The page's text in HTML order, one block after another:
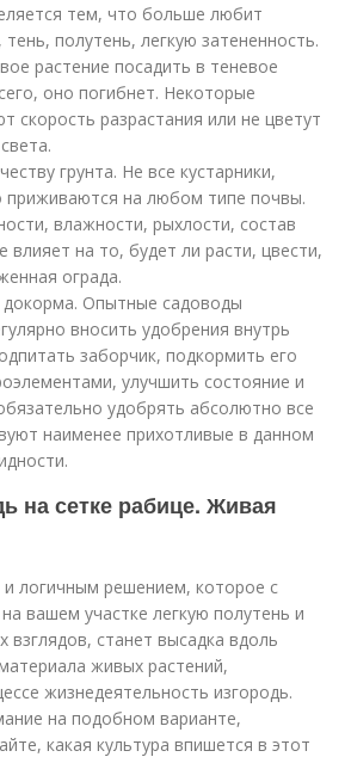
тем, что больше любит
тень, полутень, легкую затененность.
растение посадить в теневое
оно погибнет. Некоторые
скорость разрастания или не цветут
грунта. Не все кустарники,
приживаются на любом типе почвы.
влажности, рыхлости, состав
влияет на то, будет ли расти, цвести,
ограда.
Опытные садоводы
вносить удобрения внутрь
заборчик, подкормить его
улучшить состояние и
удобрять абсолютно все
наименее прихотливые в данном
на сетке рабице. Живая
логичным решением, которое с
вашем участке легкую полутень и
взглядов, станет высадка вдоль
живых растений,
жизнедеятельность изгородь.
на подобном варианте,
какая культура впишется в этот